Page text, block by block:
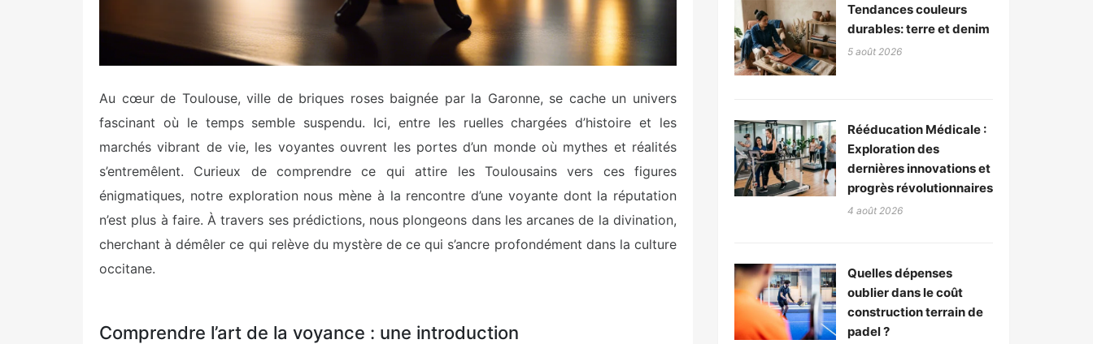
Au cœur de Toulouse, ville de briques roses baignée par la Garonne, se cache un univers
fascinant où le temps semble suspendu. Ici, entre les ruelles chargées d’histoire et les
marchés vibrant de vie, les voyantes ouvrent les portes d’un monde où mythes et réalités
s’entremêlent. Curieux de comprendre ce qui attire les Toulousains vers ces figures
énigmatiques, notre exploration nous mène à la rencontre d’une voyante dont la réputation
n’est plus à faire. À travers ses prédictions, nous plongeons dans les arcanes de la divination,
cherchant à démêler ce qui relève du mystère de ce qui s’ancre profondément dans la culture
occitane.
Comprendre l’art de la voyance : une introduction
Tendances couleurs
durables: terre et denim
5 août 2026
Rééducation Médicale :
Exploration des
dernières innovations et
progrès révolutionnaires
4 août 2026
Quelles dépenses
oublier dans le coût
construction terrain de
padel ?